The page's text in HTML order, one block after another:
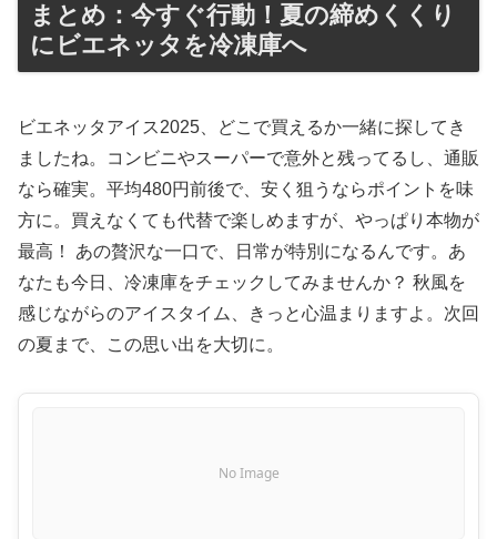
まとめ：今すぐ行動！夏の締めくくり
にビエネッタを冷凍庫へ
ビエネッタアイス2025、どこで買えるか一緒に探してき
ましたね。コンビニやスーパーで意外と残ってるし、通販
なら確実。平均480円前後で、安く狙うならポイントを味
方に。買えなくても代替で楽しめますが、やっぱり本物が
最高！ あの贅沢な一口で、日常が特別になるんです。あ
なたも今日、冷凍庫をチェックしてみませんか？ 秋風を
感じながらのアイスタイム、きっと心温まりますよ。次回
の夏まで、この思い出を大切に。
No Image